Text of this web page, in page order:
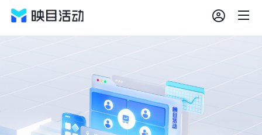
高清活动直播与多线在线会议